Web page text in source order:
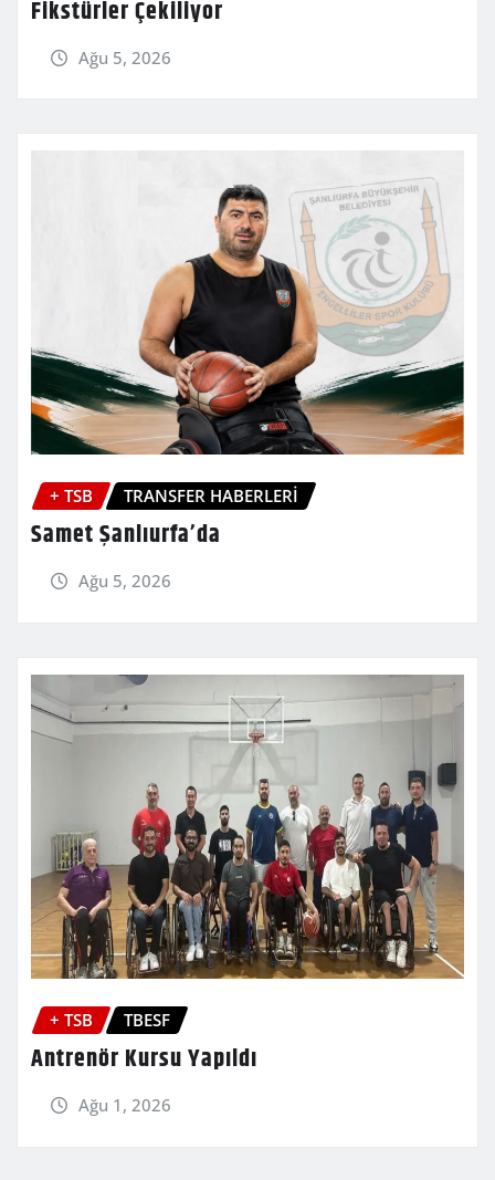
Fikstürler Çekiliyor
Ağu 5, 2026
+ TSB TRANSFER HABERLERİ
Samet Şanlıurfa’da
Ağu 5, 2026
+ TSB TBESF
Antrenör Kursu Yapıldı
Ağu 1, 2026